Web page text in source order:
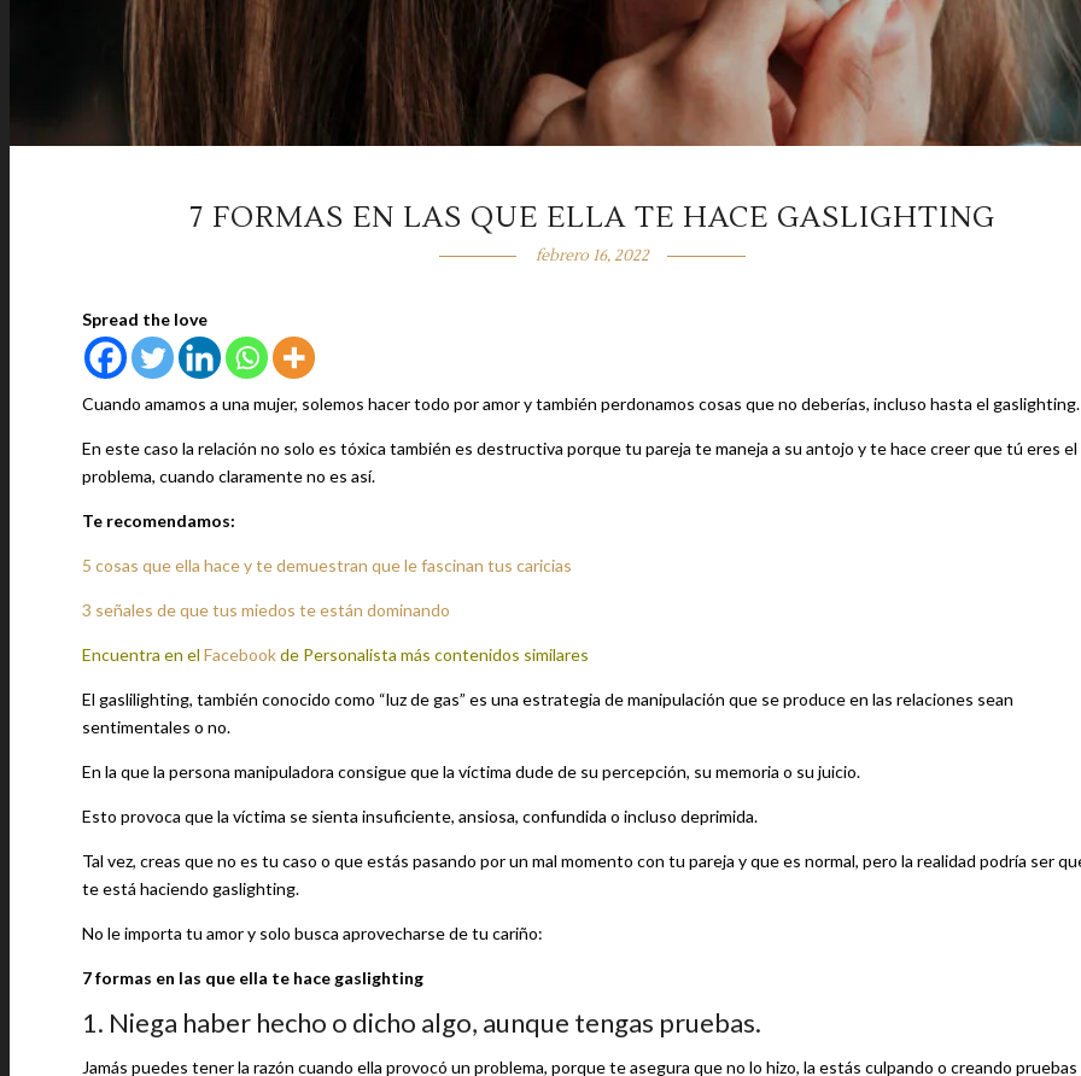
7 FORMAS EN LAS QUE ELLA TE HACE GASLIGHTING
febrero 16, 2022
Spread the love
Cuando amamos a una mujer, solemos hacer todo por amor y también perdonamos cosas que no deberías, incluso hasta el gaslighting.
En este caso la relación no solo es tóxica también es destructiva porque tu pareja te maneja a su antojo y te hace creer que tú eres el
problema, cuando claramente no es así.
Te recomendamos:
5 cosas que ella hace y te demuestran que le fascinan tus caricias
3 señales de que tus miedos te están dominando
Encuentra en el Facebookde Personalista más contenidos similares
El gaslilighting, también conocido como “luz de gas” es una estrategia de manipulación que se produce en las relaciones sean
sentimentales o no.
En la que la persona manipuladora consigue que la víctima dude de su percepción, su memoria o su juicio.
Esto provoca que la víctima se sienta insuficiente, ansiosa, confundida o incluso deprimida.
Tal vez, creas que no es tu caso o que estás pasando por un mal momento con tu pareja y que es normal, pero la realidad podría ser
te está haciendo gaslighting.
No le importa tu amor y solo busca aprovecharse de tu cariño:
7 formas en las que ella te hace gaslighting
1. Niega haber hecho o dicho algo, aunque tengas pruebas.
Jamás puedes tener la razón cuando ella provocó un problema, porque te asegura que no lo hizo, la estás culpando o creando pruebas